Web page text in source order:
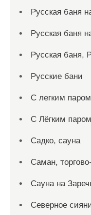
Русская баня
Русская баня
Русская баня,
Русские бани
С легким
С Лёгким
Садко, сауна
Саман,
Сауна на
Северное